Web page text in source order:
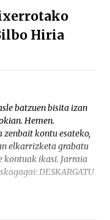
Hiria
batzuen bisita izan
Hemen.
kontu esateko,
elkarrizketa grabatu
kontuak ikasi. Jarraia
DESKARGATU